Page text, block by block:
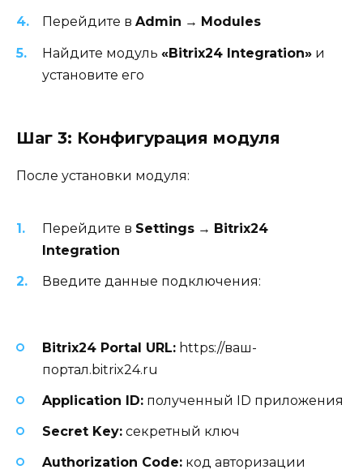
Перейдите в Admin → Modules
Найдите модуль «Bitrix24 Integration» и
установите его
Шаг 3: Конфигурация модуля
После установки модуля:
Перейдите в Settings → Bitrix24
Integration
Введите данные подключения:
Bitrix24 Portal URL: https://ваш-
портал.bitrix24.ru
Application ID: полученный ID приложения
Secret Key: секретный ключ
Authorization Code: код авторизации